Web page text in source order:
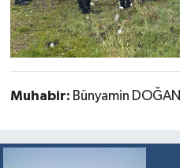
Muhabir: Bünyamin DOĞAN